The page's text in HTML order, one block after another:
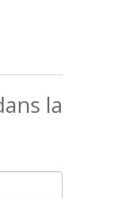
la